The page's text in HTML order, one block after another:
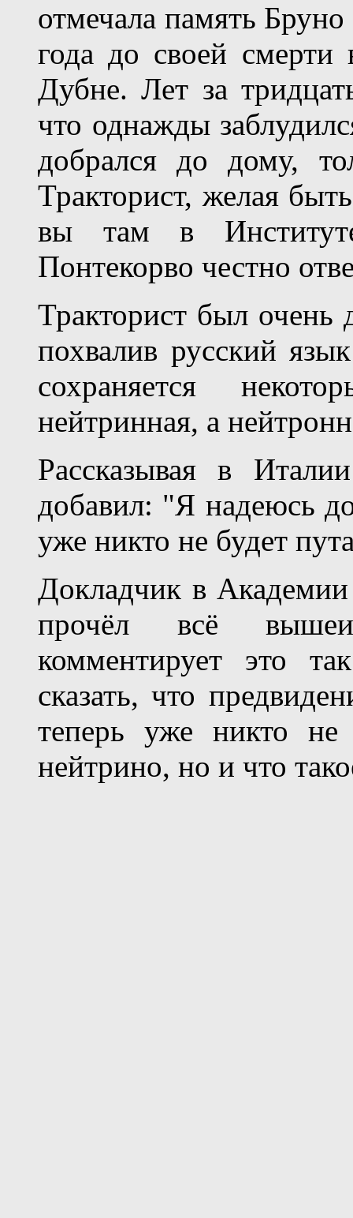
отмечала память
года до своей
Дубне. Лет за
что однажды
добрался до дому,
Тракторист, желая
вы там в
Понтекорво честно
Тракторист был очень
похвалив русский
сохраняется
нейтринная, а
Рассказывая в
добавил: "Я надеюсь
уже никто не будет
Докладчик в
прочёл всё
комментирует это
сказать, что
теперь уже никто не
нейтрино, но и что